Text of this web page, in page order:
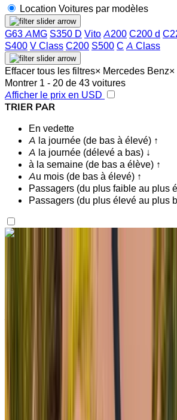
Location Voitures par modèles
G63 AMG S350 D Vito A200 C200 d
S400 V Class C200 S500 C A Class
Effacer tous les filtres× Mercedes Benz×
Montrer 1 - 20 de 43 voitures
Afficher le prix en USD
TRIER PAR
En vedette
A la journée (de bas à élevé) ↑
A la journée (délevé a bas) ↓
à la semaine (de bas a élève) ↑
Au mois (de bas à élevé) ↑
Passagers (du plus faible au plus
Passagers (du plus élevé au plus
Vous aimez ce que vous voyez ?